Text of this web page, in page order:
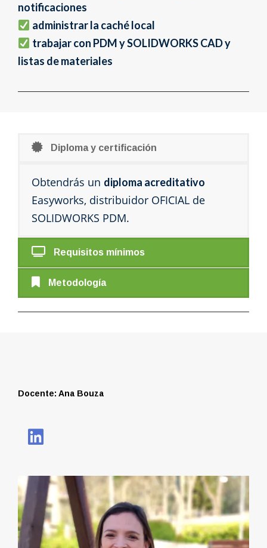
notificaciones
administrar la caché local
trabajar con PDM y SOLIDWORKS CAD y
listas de materiales
Diploma y certificación
Obtendrás un diploma acreditativo
Easyworks, distribuidor OFICIAL de
SOLIDWORKS PDM.
Requisitos mínimos
Metodología
Docente: Ana Bouza